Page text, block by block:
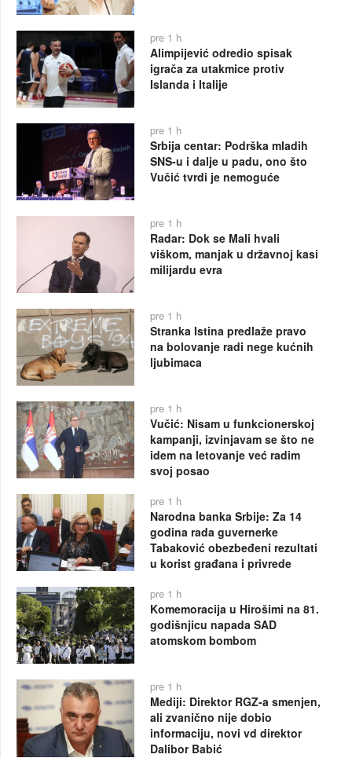
pre 1 h
Alimpijević odredio spisak
igrača za utakmice protiv
Islanda i Italije
pre 1 h
Srbija centar: Podrška mladih
SNS-u i dalje u padu, ono što
Vučić tvrdi je nemoguće
pre 1 h
Radar: Dok se Mali hvali
viškom, manjak u državnoj kasi
milijardu evra
pre 1 h
Stranka Istina predlaže pravo
na bolovanje radi nege kućnih
ljubimaca
pre 1 h
Vučić: Nisam u funkcionerskoj
kampanji, izvinjavam se što ne
idem na letovanje već radim
svoj posao
pre 1 h
Narodna banka Srbije: Za 14
godina rada guvernerke
Tabaković obezbeđeni rezultati
u korist građana i privrede
pre 1 h
Komemoracija u Hirošimi na 81.
godišnjicu napada SAD
atomskom bombom
pre 1 h
Mediji: Direktor RGZ-a smenjen,
ali zvanično nije dobio
informaciju, novi vd direktor
Dalibor Babić